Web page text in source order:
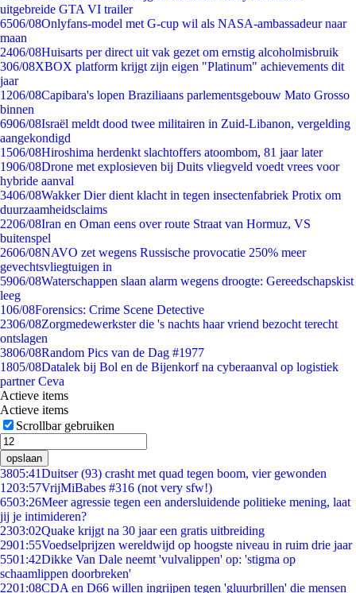
uitgebreide GTA VI trailer
6506/08Onlyfans-model met G-cup wil als NASA-ambassadeur naar
maan
2406/08Huisarts per direct uit vak gezet om ernstig alcoholmisbruik
306/08XBOX platform krijgt zijn eigen "Platinum" achievements dit
jaar
1206/08Capibara's lopen Braziliaans parlementsgebouw Mato Grosso
binnen
6906/08Israël meldt dood twee militairen in Zuid-Libanon, vergelding
aangekondigd
1506/08Hiroshima herdenkt slachtoffers atoombom, 81 jaar later
1906/08Drone met explosieven bij Duits vliegveld voedt vrees voor
hybride aanval
3406/08Wakker Dier dient klacht in tegen insectenfabriek Protix om
duurzaamheidsclaims
2206/08Iran en Oman eens over route Straat van Hormuz, VS
buitenspel
2606/08NAVO zet wegens Russische provocatie 250% meer
gevechtsvliegtuigen in
5906/08Waterschappen slaan alarm wegens droogte: Gereedschapskist
leeg
106/08Forensics: Crime Scene Detective
2306/08Zorgmedewerkster die 's nachts haar vriend bezocht terecht
ontslagen
3806/08Random Pics van de Dag #1977
1805/08Datalek bij Bol en de Bijenkorf na cyberaanval op logistiek
partner Ceva
Actieve items
Actieve items
Scrollbar gebruiken
opslaan
3805:41Duitser (93) crasht met quad tegen boom, vier gewonden
1203:57VrijMiBabes #316 (not very sfw!)
6503:26Meer agressie tegen een andersluidende politieke mening, laat
jij je intimideren?
2303:02Quake krijgt na 30 jaar een gratis uitbreiding
2901:55Voedselprijzen wereldwijd op hoogste niveau in ruim drie jaar
5501:42Dikke Van Dale neemt 'vulvalippen' op: 'stigma op
schaamlippen doorbreken'
2201:08CDA en D66 willen ingrijpen tegen 'gluurbrillen' die mensen